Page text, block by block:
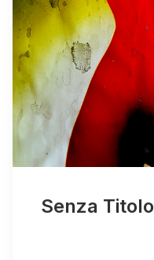
Senza Titolo